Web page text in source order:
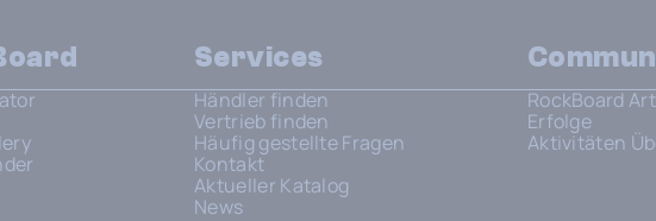
Services
Händler finden
Vertrieb finden
Häufig gestellte Fragen
Kontakt
Aktueller Katalog
News
RockBoard
Erfolge
Aktivitäten